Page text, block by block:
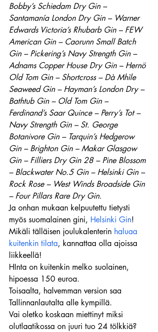
Bobby’s Schiedam Dry Gin –
Santamanía London Dry Gin – Warner
Edwards Victoria’s Rhubarb Gin – FEW
American Gin – Caorunn Small Batch
Gin – Pickering’s Navy Strength Gin –
Adnams Copper House Dry Gin – Hernö
Old Tom Gin – Shortcross – Dà Mhìle
Seaweed Gin – Hayman’s London Dry –
Bathtub Gin – Old Tom Gin –
Ferdinand’s Saar Quince – Perry’s Tot –
Navy Strength Gin – St. George
Botanivore Gin – Tarquin’s Hedgerow
Gin – Brighton Gin – Makar Glasgow
Gin – Filliers Dry Gin 28 – Pine Blossom
– Blackwater No.5 Gin – Helsinki Gin –
Rock Rose – West Winds Broadside Gin
– Four Pillars Rare Dry Gin.
Ja onhan mukaan kelpuutettu tietysti
myös suomalainen gini, Helsinki Gin!
Mikäli tälläisen joulukalenterin haluaa
kuitenkin tilata, kannattaa olla ajoissa
liikkeellä!
HInta on kuitenkin melko suolainen,
hipoessa 150 euroa.
Toisaalta, halvemman version saa
Tallinnanlautalta alle kympillä.
Vai oletko koskaan miettinyt miksi
olutlaatikossa on juuri tuo 24 tölkkiä?